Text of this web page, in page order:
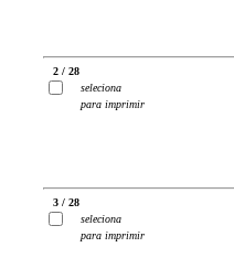
2 / 28
seleciona
para imprimir
3 / 28
seleciona
para imprimir